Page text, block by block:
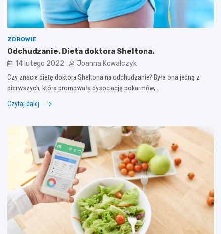
ZDROWIE
Odchudzanie. Dieta doktora Sheltona.
14 lutego 2022 Joanna Kowalczyk
Czy znacie dietę doktora Sheltona na odchudzanie? Była ona jedną z
pierwszych, która promowała dysocjację pokarmów,…
Czytaj dalej